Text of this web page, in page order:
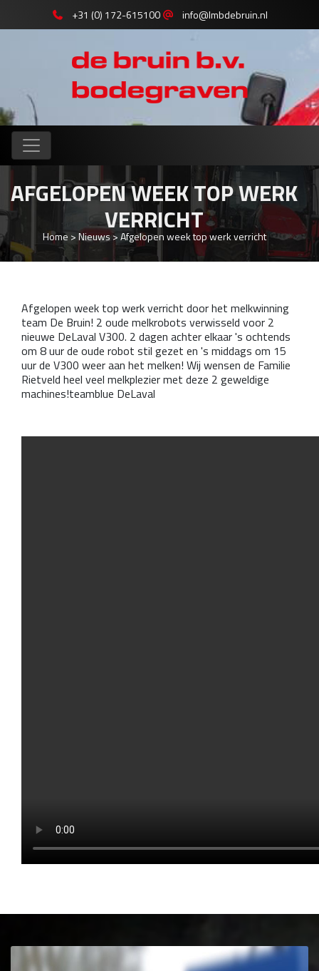
+31 (0) 172-615100 info@lmbdebruin.nl
AFGELOPEN WEEK TOP WERK
VERRICHT
Home >Nieuws>Afgelopen week top werk verricht
Afgelopen week top werk verricht door het melkwinning
team De Bruin! 2 oude melkrobots verwisseld voor 2
nieuwe DeLaval V300. 2 dagen achter elkaar 's ochtends
om 8 uur de oude robot stil gezet en 's middags om 15
uur de V300 weer aan het melken! Wij wensen de Familie
Rietveld heel veel melkplezier met deze 2 geweldige
machines!teamblue DeLaval